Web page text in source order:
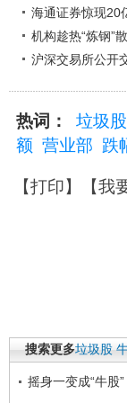
海通证券惊现20
机构趁热“炼钢”
沪深交易所公开
热词： 垃圾股
额 营业部 跌
【打印】【我
搜索更多垃圾股
摇身一变成“牛股